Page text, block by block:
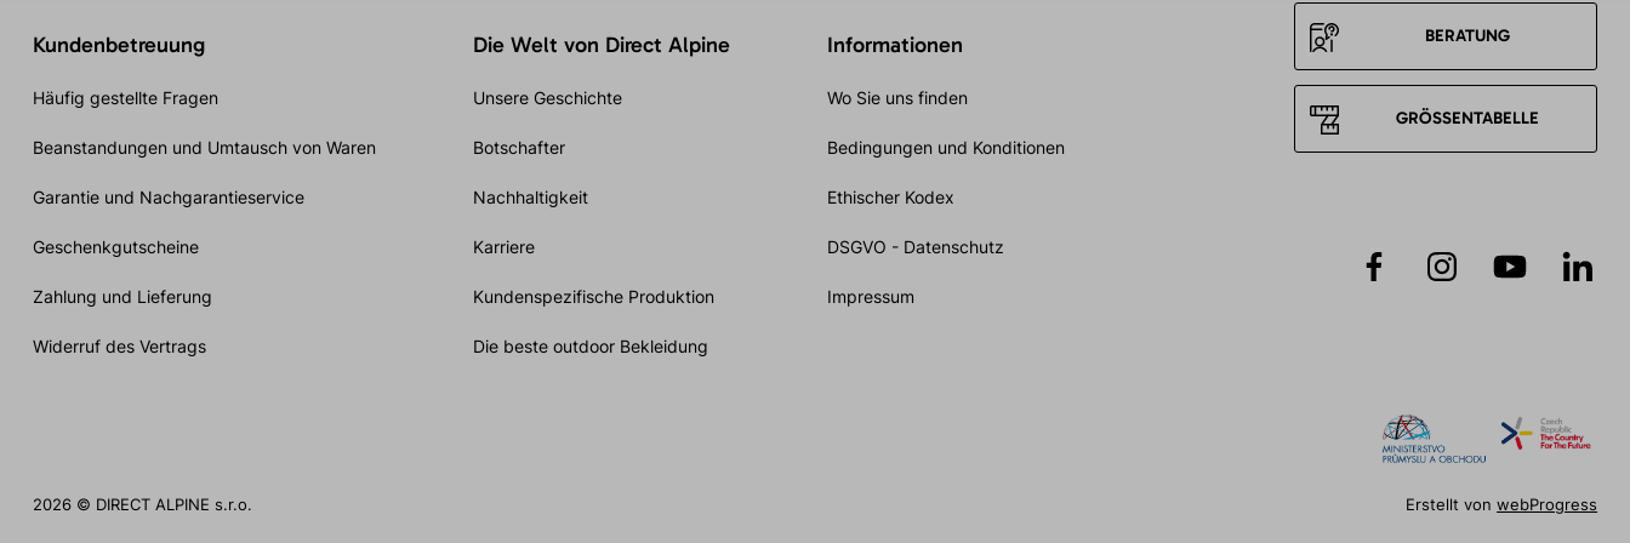
Kundenbetreuung
Häufig gestellte Fragen
Beanstandungen und Umtausch von Waren
Garantie und Nachgarantieservice
Geschenkgutscheine
Zahlung und Lieferung
Widerruf des Vertrags
Die Welt von Direct Alpine
Unsere Geschichte
Botschafter
Nachhaltigkeit
Karriere
Kundenspezifische Produktion
Die beste outdoor Bekleidung
Informationen
Wo Sie uns finden
Bedingungen und Konditionen
Ethischer Kodex
DSGVO - Datenschutz
Impressum
BERATUNG
GRÖSSENTABELLE
2026 © DIRECT ALPINE s.r.o. Erstellt vonwebProgress